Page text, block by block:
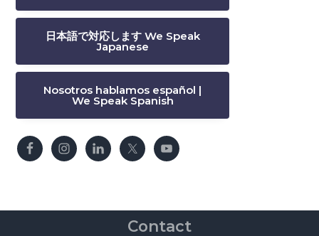
日本語で対応します We Speak
Japanese
Nosotros hablamos español |
We Speak Spanish
Contact